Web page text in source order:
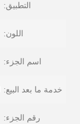
التطبيق:
اللون:
اسم الجزء:
خدمة ما بعد البيع:
رقم الجزء: